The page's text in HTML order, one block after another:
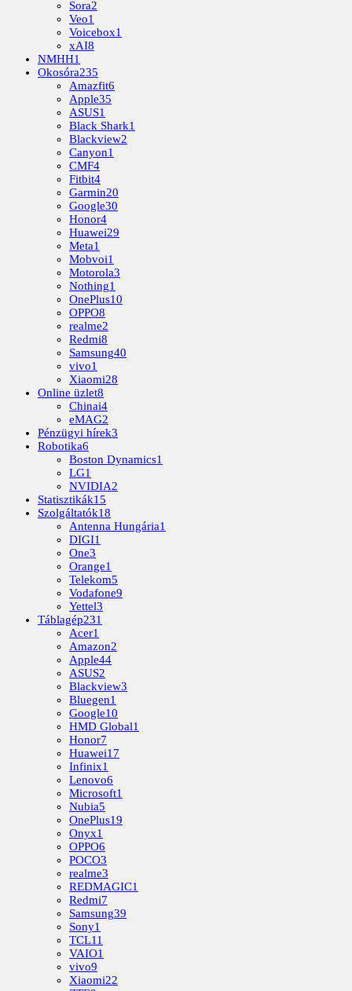
Sora2
Veo1
Voicebox1
xAI8
NMHH1
Okosóra235
Amazfit6
Apple35
ASUS1
Black Shark1
Blackview2
Canyon1
CMF4
Fitbit4
Garmin20
Google30
Honor4
Huawei29
Meta1
Mobvoi1
Motorola3
Nothing1
OnePlus10
OPPO8
realme2
Redmi8
Samsung40
vivo1
Xiaomi28
Online üzlet8
Chinai4
eMAG2
Pénzügyi hírek3
Robotika6
Boston Dynamics1
LG1
NVIDIA2
Statisztikák15
Szolgáltatók18
Antenna Hungária1
DIGI1
One3
Orange1
Telekom5
Vodafone9
Yettel3
Táblagép231
Acer1
Amazon2
Apple44
ASUS2
Blackview3
Bluegen1
Google10
HMD Global1
Honor7
Huawei17
Infinix1
Lenovo6
Microsoft1
Nubia5
OnePlus19
Onyx1
OPPO6
POCO3
realme3
REDMAGIC1
Redmi7
Samsung39
Sony1
TCL11
VAIO1
vivo9
Xiaomi22